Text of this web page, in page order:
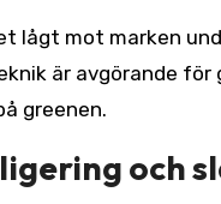
lågt mot marken
är avgörande
greenen.
och